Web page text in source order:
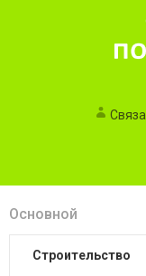
Основной
строительство